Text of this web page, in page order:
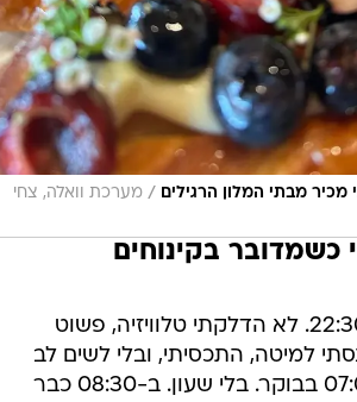
מכיר מבתי המלון הרגילים / מערכת וואלה, צחי
כשמדובר בקינוחים
חזרתי לווילה ב 22:30. לא הדלקתי טלוויזיה, פשוט
למיטה, התכסיתי, ובלי לשים לב
התעוררתי ב-07:00 בבוקר. בלי שעון. ב-08:30 כבר